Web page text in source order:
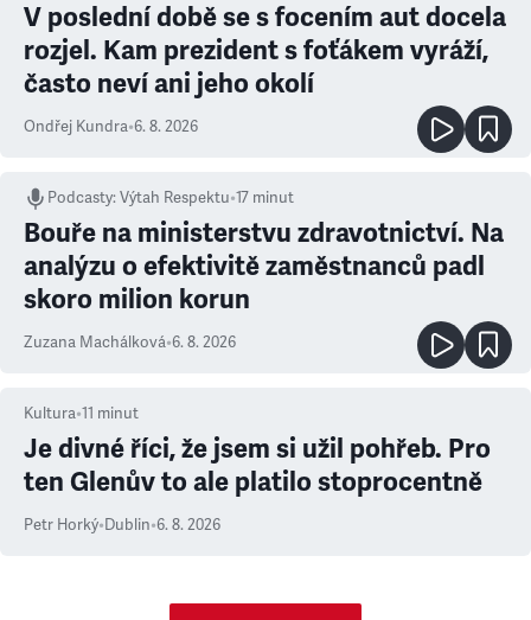
V poslední době se s focením aut docela
rozjel. Kam prezident s foťákem vyráží,
často neví ani jeho okolí
Ondřej Kundra•6. 8. 2026
Podcasty:Výtah Respektu•17 minut
Bouře na ministerstvu zdravotnictví. Na
analýzu o efektivitě zaměstnanců padl
skoro milion korun
Zuzana Machálková•6. 8. 2026
Kultura•11 minut
Je divné říci, že jsem si užil pohřeb. Pro
ten Glenův to ale platilo stoprocentně
Petr Horký•Dublin•6. 8. 2026